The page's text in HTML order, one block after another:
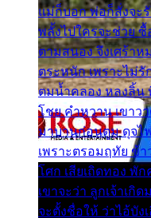
แม่ก็บอก พ่อก็สั่งจะ
พลั้งไปใครจะช่วย ซื้
ตามสนอง จึงเศร้าห
ตระหนัก เพราะไม่
ตมน้ำคลอง หลงลิ้น
โชย คำหวาน เขาว
มาบานก่อนตูม ดุจไ
เพราะตรอมฤทัย ข้า
โศก เสียเถิดทอง พั
เขาจะว่า ลูกเจ้าเกิ
จะตั้งชื่อให้ ว่าไอ้บัง